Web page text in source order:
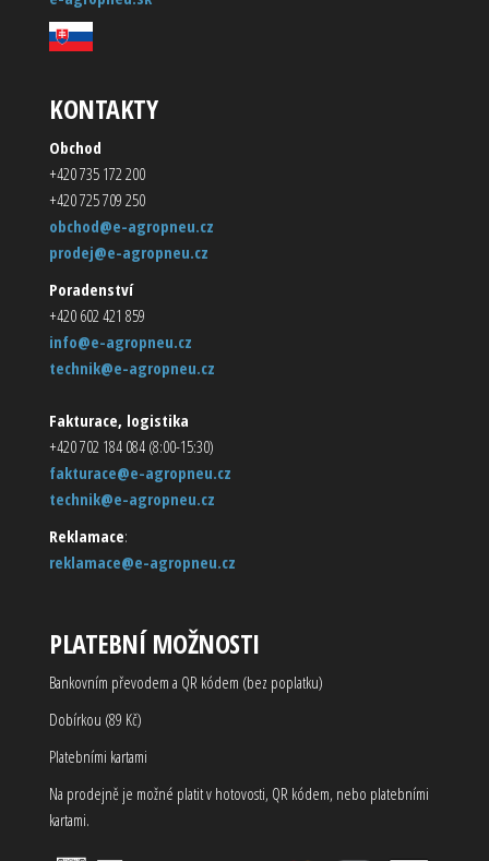
KONTAKTY
Obchod
+420 735 172 200
+420 725 709 250
obchod@e-agropneu.cz
prodej@e-agropneu.cz
Poradenství
+420 602 421 859
info@e-agropneu.cz
technik@e-agropneu.cz
Fakturace, logistika
+420 702 184 084 (8:00-15:30)
fakturace@e-agropneu.cz
technik@e-agropneu.cz
Reklamace:
reklamace@e-agropneu.cz
PLATEBNÍ MOŽNOSTI
Bankovním převodem a QR kódem (bez poplatku)
Dobírkou (89 Kč)
Platebními kartami
Na prodejně je možné platit v hotovosti, QR kódem, nebo platebními
kartami.